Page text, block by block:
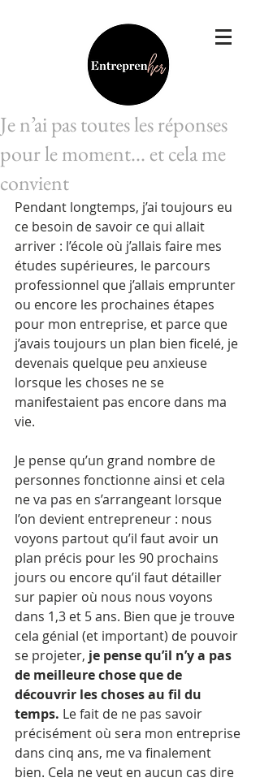
Je n’ai pas toutes les réponses
pour le moment... et cela me
convient
Pendant longtemps, j’ai toujours eu
ce besoin de savoir ce qui allait
arriver : l’école où j’allais faire mes
études supérieures, le parcours
professionnel que j’allais emprunter
ou encore les prochaines étapes
pour mon entreprise, et parce que
j’avais toujours un plan bien ficelé, je
devenais quelque peu anxieuse
lorsque les choses ne se
manifestaient pas encore dans ma
vie.
Je pense qu’un grand nombre de
personnes fonctionne ainsi et cela
ne va pas en s’arrangeant lorsque
l’on devient entrepreneur : nous
voyons partout qu’il faut avoir un
plan précis pour les 90 prochains
jours ou encore qu’il faut détailler
sur papier où nous nous voyons
dans 1,3 et 5 ans. Bien que je trouve
cela génial (et important) de pouvoir
se projeter, je pense qu’il n’y a pas
de meilleure chose que de
découvrir les choses au fil du
temps. Le fait de ne pas savoir
précisément où sera mon entreprise
dans cinq ans, me va finalement
bien. Cela ne veut en aucun cas dire